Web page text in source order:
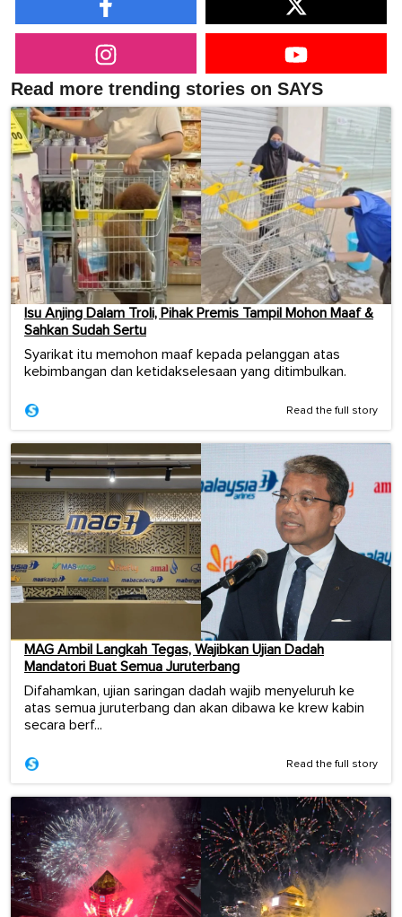
Read more trending stories on SAYS
Isu Anjing Dalam Troli, Pihak Premis Tampil Mohon Maaf &
Sahkan Sudah Sertu
Syarikat itu memohon maaf kepada pelanggan atas
kebimbangan dan ketidakselesaan yang ditimbulkan.
Read the full story
MAG Ambil Langkah Tegas, Wajibkan Ujian Dadah
Mandatori Buat Semua Juruterbang
Difahamkan, ujian saringan dadah wajib menyeluruh ke
atas semua juruterbang dan akan dibawa ke krew kabin
secara berf...
Read the full story